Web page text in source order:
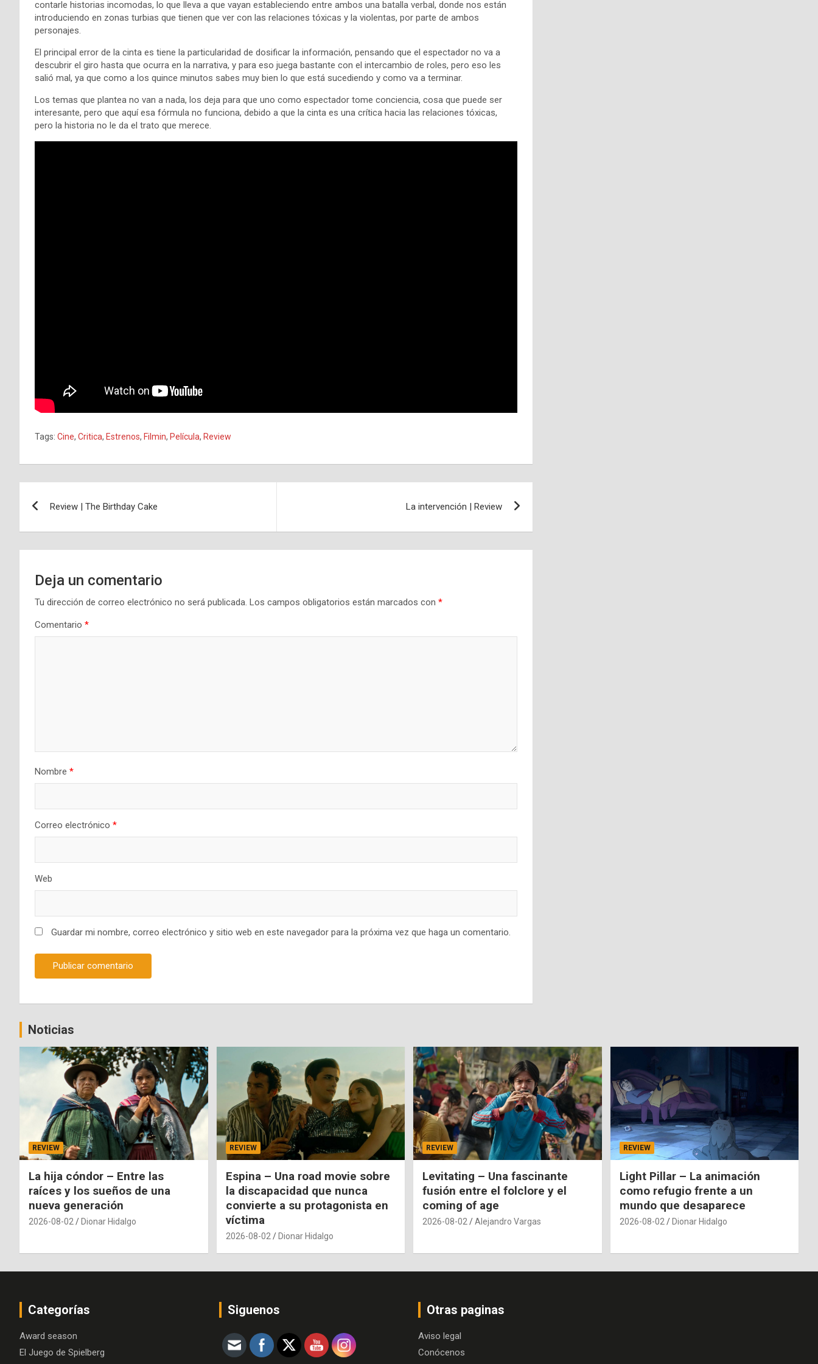
contarle historias incomodas, lo que lleva a que vayan estableciendo entre ambos una batalla verbal, donde nos están
introduciendo en zonas turbias que tienen que ver con las relaciones tóxicas y la violentas, por parte de ambos
personajes.
El principal error de la cinta es tiene la particularidad de dosificar la información, pensando que el espectador no va a
descubrir el giro hasta que ocurra en la narrativa, y para eso juega bastante con el intercambio de roles, pero eso les
salió mal, ya que como a los quince minutos sabes muy bien lo que está sucediendo y como va a terminar.
Los temas que plantea no van a nada, los deja para que uno como espectador tome conciencia, cosa que puede ser
interesante, pero que aquí esa fórmula no funciona, debido a que la cinta es una crítica hacia las relaciones tóxicas,
pero la historia no le da el trato que merece.
Tags: Cine, Critica, Estrenos, Filmin, Película, Review
entradas
Review | The Birthday Cake La intervención | Review
Deja un comentario
Tu dirección de correo electrónico no será publicada. Los campos obligatorios están marcados con *
Comentario *
Nombre *
Correo electrónico *
Web
Guardar mi nombre, correo electrónico y sitio web en este navegador para la próxima vez que haga un comentario.
Noticias
REVIEW
La hija cóndor – Entre las
raíces y los sueños de una
nueva generación
2026-08-02 Dionar Hidalgo
REVIEW
Espina – Una road movie sobre
la discapacidad que nunca
convierte a su protagonista en
víctima
2026-08-02 Dionar Hidalgo
REVIEW
Levitating – Una fascinante
fusión entre el folclore y el
coming of age
2026-08-02 Alejandro Vargas
REVIEW
Light Pillar – La animación
como refugio frente a un
mundo que desaparece
2026-08-02 Dionar Hidalgo
Categorías
Award season
El Juego de Spielberg
Siguenos Otras paginas
Aviso legal
Conócenos